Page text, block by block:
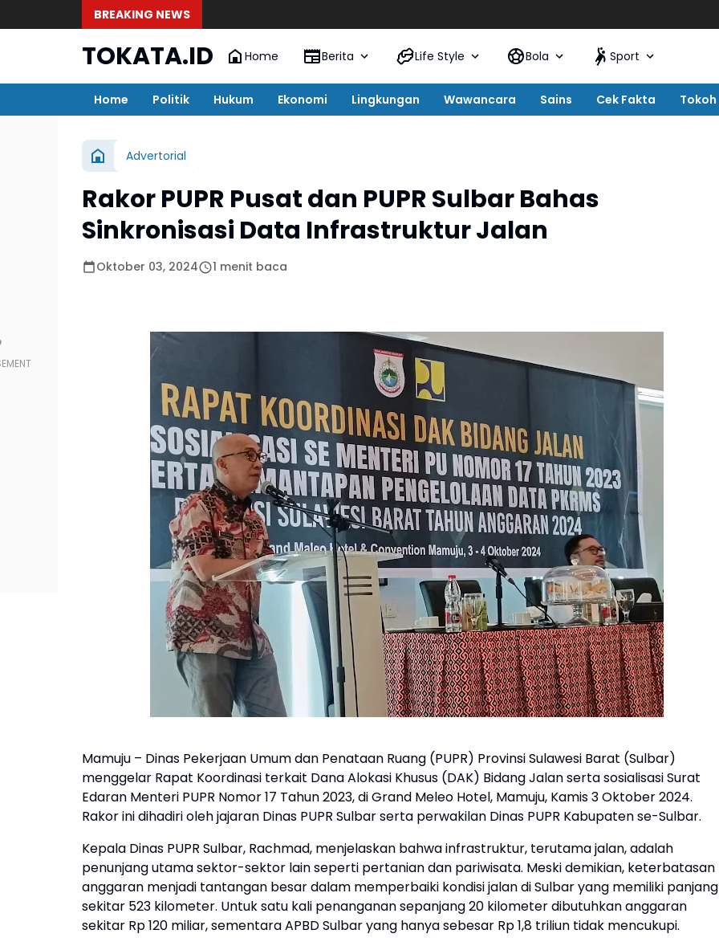
BREAKING NEWS
TOKATA.ID Home Berita Life Style Bola Sport
Home Politik Hukum Ekonomi Lingkungan Wawancara Sains Cek Fakta Tokoh
Advertorial
Rakor PUPR Pusat dan PUPR Sulbar Bahas
Sinkronisasi Data Infrastruktur Jalan
Oktober 03, 2024 1 menit baca
Mamuju – Dinas Pekerjaan Umum dan Penataan Ruang (PUPR) Provinsi Sulawesi Barat (Sulbar)
menggelar Rapat Koordinasi terkait Dana Alokasi Khusus (DAK) Bidang Jalan serta sosialisasi Surat
Edaran Menteri PUPR Nomor 17 Tahun 2023, di Grand Meleo Hotel, Mamuju, Kamis 3 Oktober 2024.
Rakor ini dihadiri oleh jajaran Dinas PUPR Sulbar serta perwakilan Dinas PUPR Kabupaten se-Sulbar.
Kepala Dinas PUPR Sulbar, Rachmad, menjelaskan bahwa infrastruktur, terutama jalan, adalah
penunjang utama sektor-sektor lain seperti pertanian dan pariwisata. Meski demikian, keterbatasan
anggaran menjadi tantangan besar dalam memperbaiki kondisi jalan di Sulbar yang memiliki panjang
sekitar 523 kilometer. Untuk satu kali penanganan sepanjang 20 kilometer dibutuhkan anggaran
sekitar Rp 120 miliar, sementara APBD Sulbar yang hanya sebesar Rp 1,8 triliun tidak mencukupi.